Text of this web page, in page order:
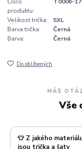
produktu:
Velikost trička:
5XL
Barva trička:
Černá
Barva:
Černá
Do oblíbených
MÁŠ
Vše
👕 Z jakého
jsou trička a šaty